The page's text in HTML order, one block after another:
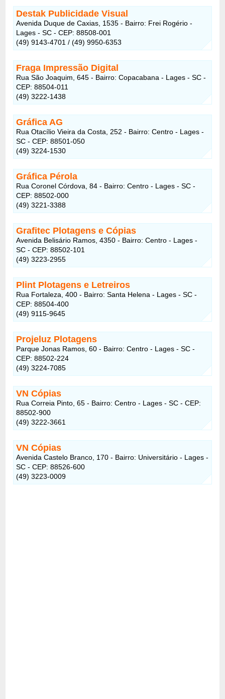
Destak Publicidade Visual
Avenida Duque de Caxias, 1535 - Bairro: Frei Rogério -
Lages - SC - CEP: 88508-001
(49) 9143-4701 / (49) 9950-6353
Fraga Impressão Digital
Rua São Joaquim, 645 - Bairro: Copacabana - Lages - SC -
CEP: 88504-011
(49) 3222-1438
Gráfica AG
Rua Otacílio Vieira da Costa, 252 - Bairro: Centro - Lages -
SC - CEP: 88501-050
(49) 3224-1530
Gráfica Pérola
Rua Coronel Córdova, 84 - Bairro: Centro - Lages - SC -
CEP: 88502-000
(49) 3221-3388
Grafitec Plotagens e Cópias
Avenida Belisário Ramos, 4350 - Bairro: Centro - Lages -
SC - CEP: 88502-101
(49) 3223-2955
Plint Plotagens e Letreiros
Rua Fortaleza, 400 - Bairro: Santa Helena - Lages - SC -
CEP: 88504-400
(49) 9115-9645
Projeluz Plotagens
Parque Jonas Ramos, 60 - Bairro: Centro - Lages - SC -
CEP: 88502-224
(49) 3224-7085
VN Cópias
Rua Correia Pinto, 65 - Bairro: Centro - Lages - SC - CEP:
88502-900
(49) 3222-3661
VN Cópias
Avenida Castelo Branco, 170 - Bairro: Universitário - Lages -
SC - CEP: 88526-600
(49) 3223-0009